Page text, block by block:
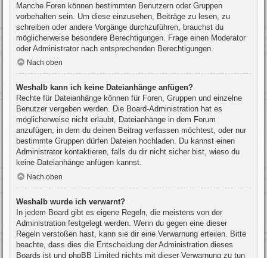
Manche Foren können bestimmten Benutzern oder Gruppen
vorbehalten sein. Um diese einzusehen, Beiträge zu lesen, zu
schreiben oder andere Vorgänge durchzuführen, brauchst du
möglicherweise besondere Berechtigungen. Frage einen Moderator
oder Administrator nach entsprechenden Berechtigungen.
Nach oben
Weshalb kann ich keine Dateianhänge anfügen?
Rechte für Dateianhänge können für Foren, Gruppen und einzelne
Benutzer vergeben werden. Die Board-Administration hat es
möglicherweise nicht erlaubt, Dateianhänge in dem Forum
anzufügen, in dem du deinen Beitrag verfassen möchtest, oder nur
bestimmte Gruppen dürfen Dateien hochladen. Du kannst einen
Administrator kontaktieren, falls du dir nicht sicher bist, wieso du
keine Dateianhänge anfügen kannst.
Nach oben
Weshalb wurde ich verwarnt?
In jedem Board gibt es eigene Regeln, die meistens von der
Administration festgelegt werden. Wenn du gegen eine dieser
Regeln verstoßen hast, kann sie dir eine Verwarnung erteilen. Bitte
beachte, dass dies die Entscheidung der Administration dieses
Boards ist und phpBB Limited nichts mit dieser Verwarnung zu tun